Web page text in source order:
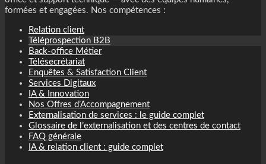
formées et engagées. Nos compétences :
Relation client
Téléprospection B2B
Back-office Métier
Télésecrétariat
Enquêtes & Satisfaction Client
Services Digitaux
IA & Innovation
Nos Offres d’Accompagnement
Externalisation de services : le guide complet
Glossaire de l’externalisation et des centres de contact
FAQ générale
IA & relation client : guide complet